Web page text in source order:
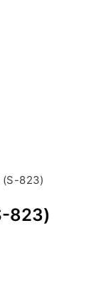
(S-823)
823)